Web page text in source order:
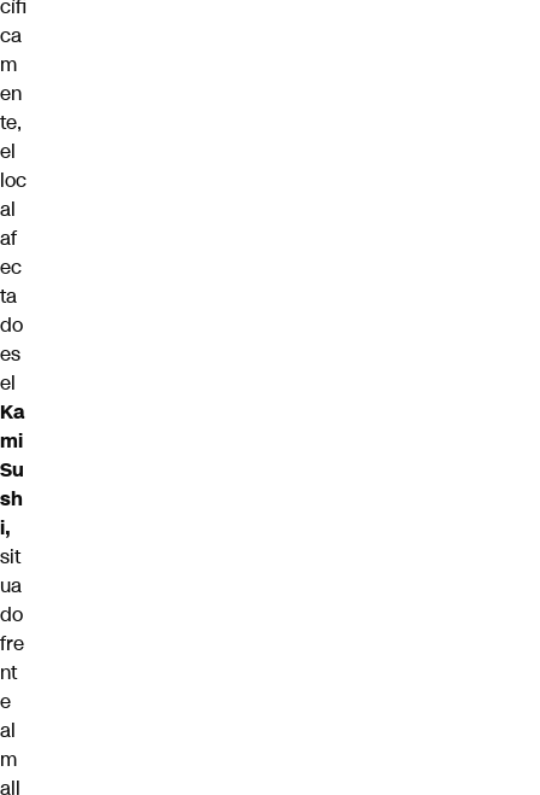
cífi
ca
m
en
te,
el
loc
al
af
ec
ta
do
es
el
Ka
mi
Su
sh
i,
sit
ua
do
fre
nt
e
al
m
all